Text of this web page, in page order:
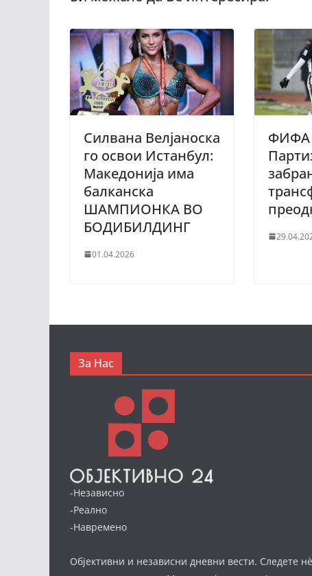
Силвана Велјаноска
го освои Истанбул:
Македонија има
балканска
ШАМПИОНКА ВО
БОДИБИЛДИНГ
01.04.2026
ФИФА
За Нас
-Независно
-Реално
-Навремено
Објективни и независни дневни вести. Следете